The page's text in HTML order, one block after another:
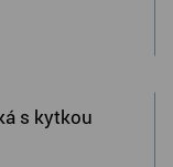
s kytkou